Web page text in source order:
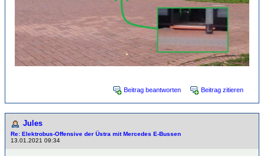
Beitrag beantworten Beitrag zitieren
Jules
Re: Elektrobus-Offensive der Üstra mit Mercedes E-Bussen
13.01.2021 09:34